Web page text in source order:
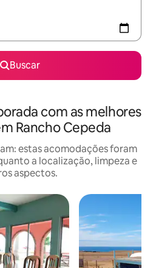
Buscar
com as melhores
Rancho Cepeda
estas acomodações foram
a localização, limpeza e
aspectos.